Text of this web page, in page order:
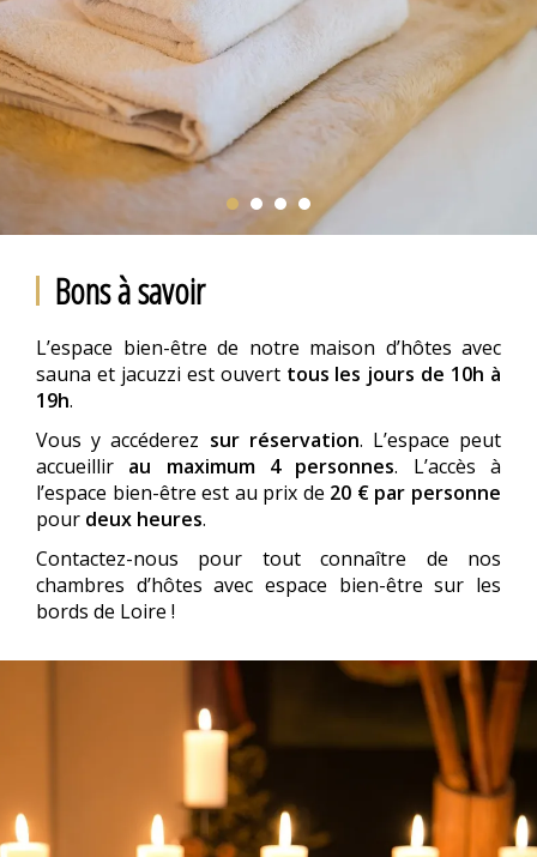
Bons à savoir
L’espace bien-être de notre maison d’hôtes avec
sauna et jacuzzi est ouvert tous les jours de 10h à
19h.
Vous y accéderez sur réservation. L’espace peut
accueillir au maximum 4 personnes. L’accès à
l’espace bien-être est au prix de 20 € par personne
pour deux heures.
Contactez-nous pour tout connaître de nos
chambres d’hôtes avec espace bien-être sur les
bords de Loire !